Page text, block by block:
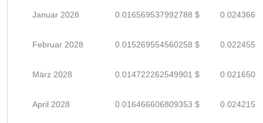
Januar 2028 0.016569537992788 $
Februar 2028 0.015269554560258 $
März 2028 0.014722262549901 $
April 2028 0.016466606809353 $